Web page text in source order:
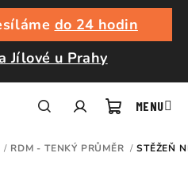
do 24 hodin
Jílové u Prahy
/ RDM - TENKÝ PRŮMĚR / STĚŽEŇ